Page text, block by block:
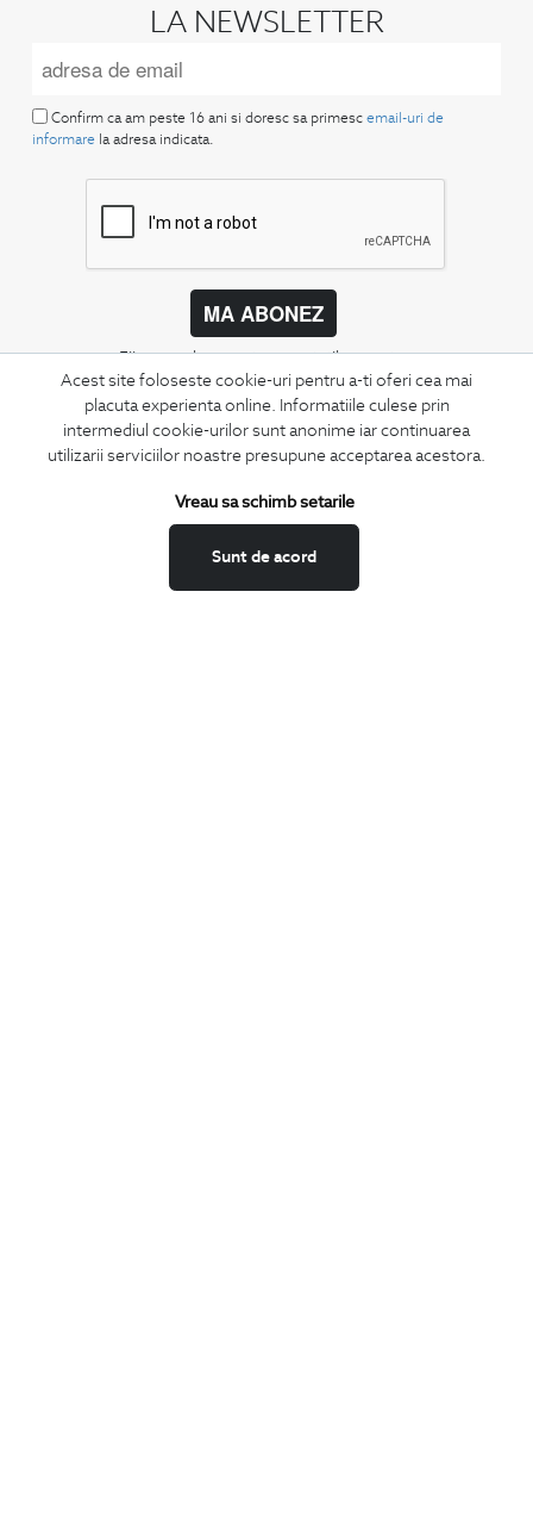
Acest site foloseste cookie-uri pentru a-ti oferi cea mai
placuta experienta online. Informatiile culese prin
intermediul cookie-urilor sunt anonime iar continuarea
utilizarii serviciilor noastre presupune acceptarea acestora.
Sunt de acord
Vreau sa schimb setarile
LA NEWSLETTER
Confirm ca am peste 16 ani si doresc sa primesc email-uri de
informare la adresa indicata.
MA ABONEZ
Fii mereu la curent cu noutatile noastre,
oferte speciale si trenduri in moda masculina.
CONCIERGE
Termeni si conditii
Schimburi si retur
Feedback site